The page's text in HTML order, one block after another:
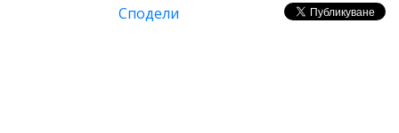
Сподели